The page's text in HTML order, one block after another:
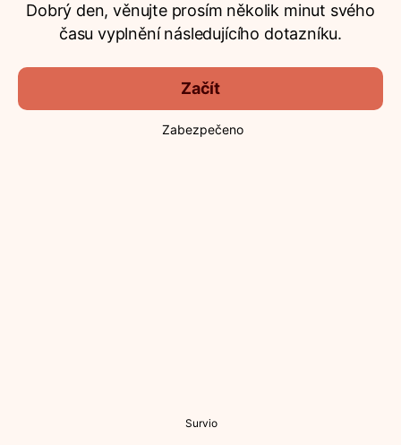
Dobrý den, věnujte prosím několik minut svého
času vyplnění následujícího dotazníku.
Začít
Zabezpečeno
Survio